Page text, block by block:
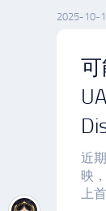
2025-10-
可
近
映
上